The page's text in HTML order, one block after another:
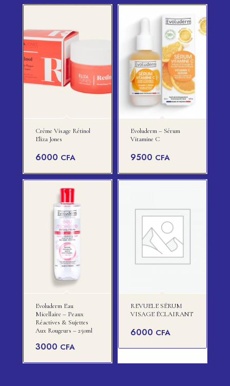
Crème Visage Rétinol
Eliza Jones
6000 CFA
Evoluderm – Sérum
Vitamine C
9500 CFA
Evoluderm Eau
Micellaire – Peaux
Réactives & Sujettes
Aux Rougeurs – 250ml
3000 CFA
REVUELE SÉRUM
VISAGE ÉCLAIRANT
6000 CFA